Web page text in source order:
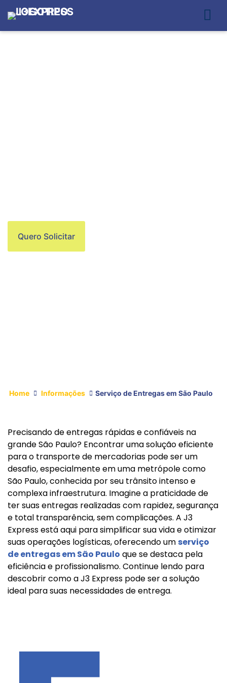
Quero Solicitar
Home Informações Serviço de Entregas em São Paulo
Precisando de entregas rápidas e confiáveis na
grande São Paulo? Encontrar uma solução eficiente
para o transporte de mercadorias pode ser um
desafio, especialmente em uma metrópole como
São Paulo, conhecida por seu trânsito intenso e
complexa infraestrutura. Imagine a praticidade de
ter suas entregas realizadas com rapidez, segurança
e total transparência, sem complicações. A J3
Express está aqui para simplificar sua vida e otimizar
suas operações logísticas, oferecendo um serviço
de entregas em São Paulo que se destaca pela
eficiência e profissionalismo. Continue lendo para
descobrir como a J3 Express pode ser a solução
ideal para suas necessidades de entrega.